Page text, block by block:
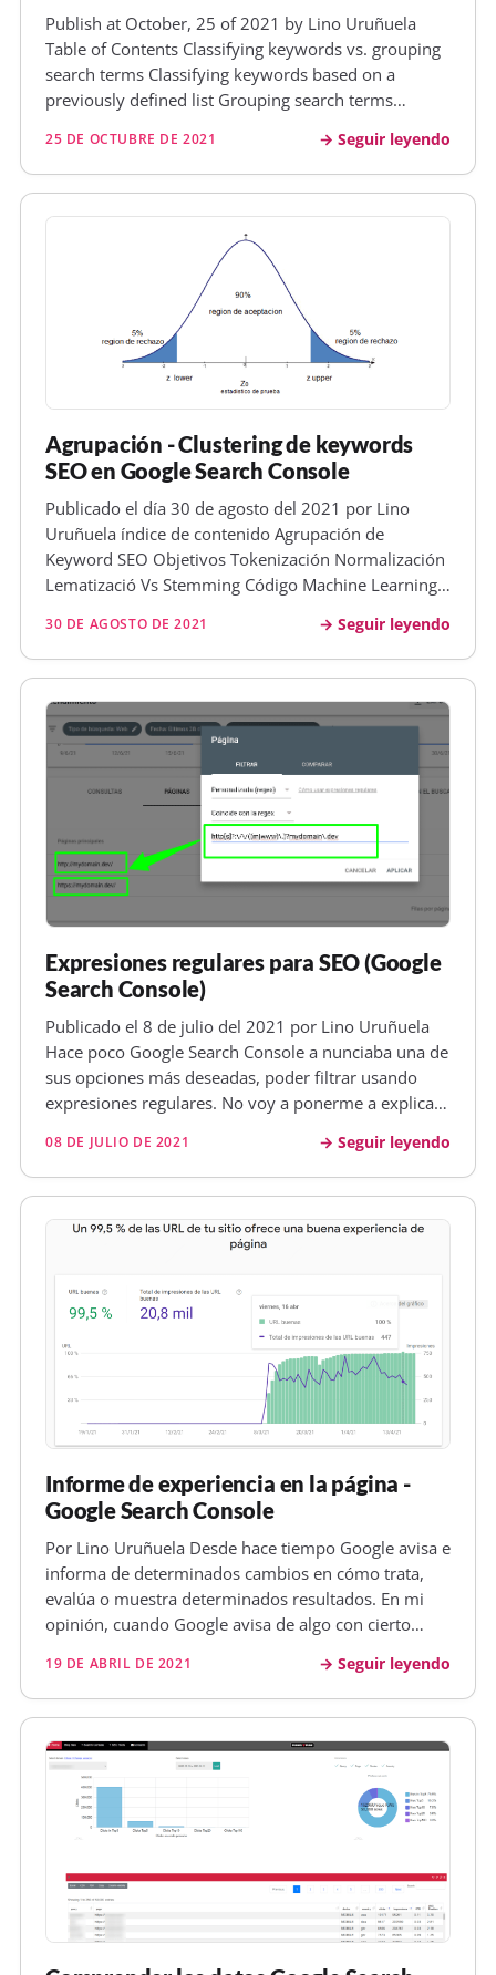
Publish at October, 25 of 2021 by Lino Uruñuela
Table of Contents Classifying keywords vs. grouping
search terms Classifying keywords based on a
previously defined list Grouping search terms
the code Create a dictionary for specific words
Accept that there are thin…
25 DE OCTUBRE DE 2021 Seguir leyendo
Agrupación - Clustering de keywords
SEO en Google Search Console
Publicado el día 30 de agosto del 2021 por Lino
Uruñuela índice de contenido Agrupación de
Keyword SEO Objetivos Tokenización Normalización
Lematizació Vs Stemming Código Machine Learning
Machine Learning, pero sí de sus tecnologías o hacia
dónde va la cosa, que es m…
30 DE AGOSTO DE 2021 Seguir leyendo
Expresiones regulares para SEO (Google
Search Console)
Publicado el 8 de julio del 2021 por Lino Uruñuela
Hace poco Google Search Console a nunciaba una de
sus opciones más deseadas, poder filtrar usando
expresiones regulares. No voy a ponerme a explicar
pueden usar, ya hay información muchísimo mejor
que la que yo pueda ofr…
08 DE JULIO DE 2021 Seguir leyendo
Informe de experiencia en la página -
Google Search Console
Por Lino Uruñuela Desde hace tiempo Google avisa e
informa de determinados cambios en cómo trata,
evalúa o muestra determinados resultados. En mi
opinión, cuando Google avisa de algo con cierto
preparando es que no tendrá apenas repercusión,
por ejemplo, tal y como ha hecho anteri…
19 DE ABRIL DE 2021 Seguir leyendo